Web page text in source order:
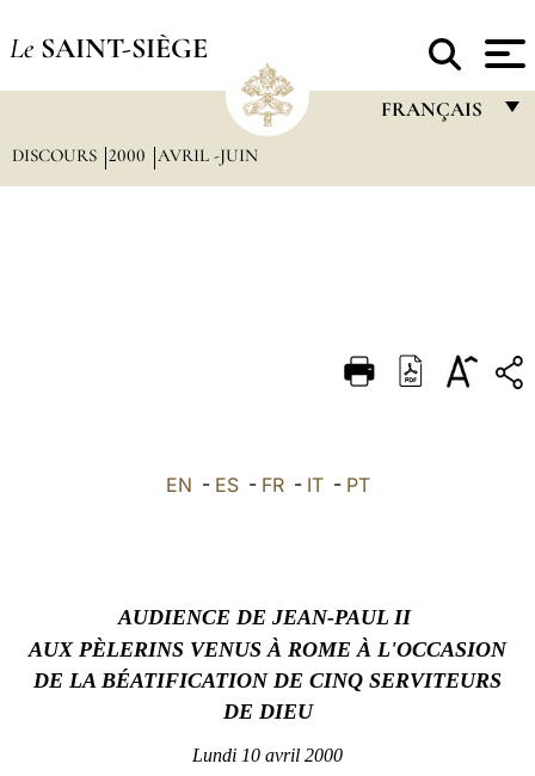
Le SAINT-SIÈGE
FRANÇAIS
DEUTSCH
DISCOURS 2000 AVRIL -JUIN
EN - ES- FR- IT- PT
AUDIENCE DE JEAN-PAUL II
AUX PÈLERINS VENUS À ROME À L'OCCASION
DE LA BÉATIFICATION DE CINQ SERVITEURS
DE DIEU
Lundi 10 avril 2000